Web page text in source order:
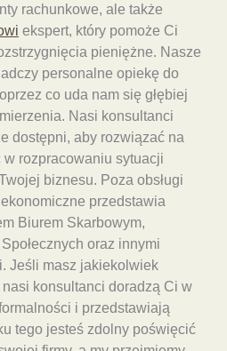
rachunkowe, ale także
ekspert, który pomoże Ci
pieniężne. Nasze
personalne opiekę do
co uda nam się głębiej
Nasi konsultanci
dostępni, aby rozwiązać na
rozpracowaniu sytuacji
biznesu. Poza obsługi
przedstawia
Biurem Skarbowym,
oraz innymi
Jeśli masz jakiekolwiek
konsultanci doradzą Ci w
i przedstawiają
tego jesteś zdolny poświęcić